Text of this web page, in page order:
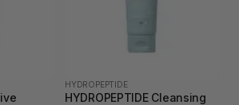
HYDROPEPTIDE
HYDROPEPTIDE Cleansing